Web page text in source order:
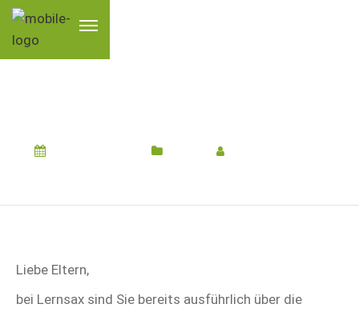
Liebe Eltern,
bei Lernsax sind Sie bereits ausführlich über die